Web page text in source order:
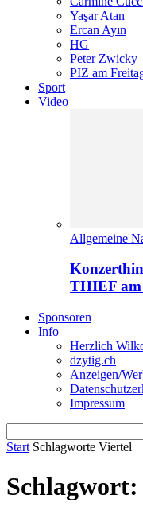
Yaşar Atan
Ercan Ayın
HG
Peter Zwicky
PIZ am
Sport
Video
Allgemeine
THIEF am
Sponsoren
Info
Herzlich
dzytig.ch
Anzeigen/
Impressum
Start Schlagworte Viertel